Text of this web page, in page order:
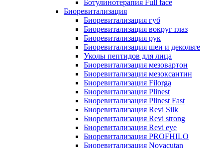
Ботулинотерапия Full face
Биоревитализация
Биоревитализация губ
Биоревитализация вокруг глаз
Биоревитализация рук
Биоревитализация шеи и декольте
Уколы пептидов для лица
Биоревитализация мезовартон
Биоревитализация мезоксантин
Биоревитализация Filorga
Биоревитализация Plinest
Биоревитализация Plinest Fast
Биоревитализация Revi Silk
Биоревитализация Revi strong
Биоревитализация Revi eye
Биоревитализация PROFHILO
Биоревитализация Novacutan